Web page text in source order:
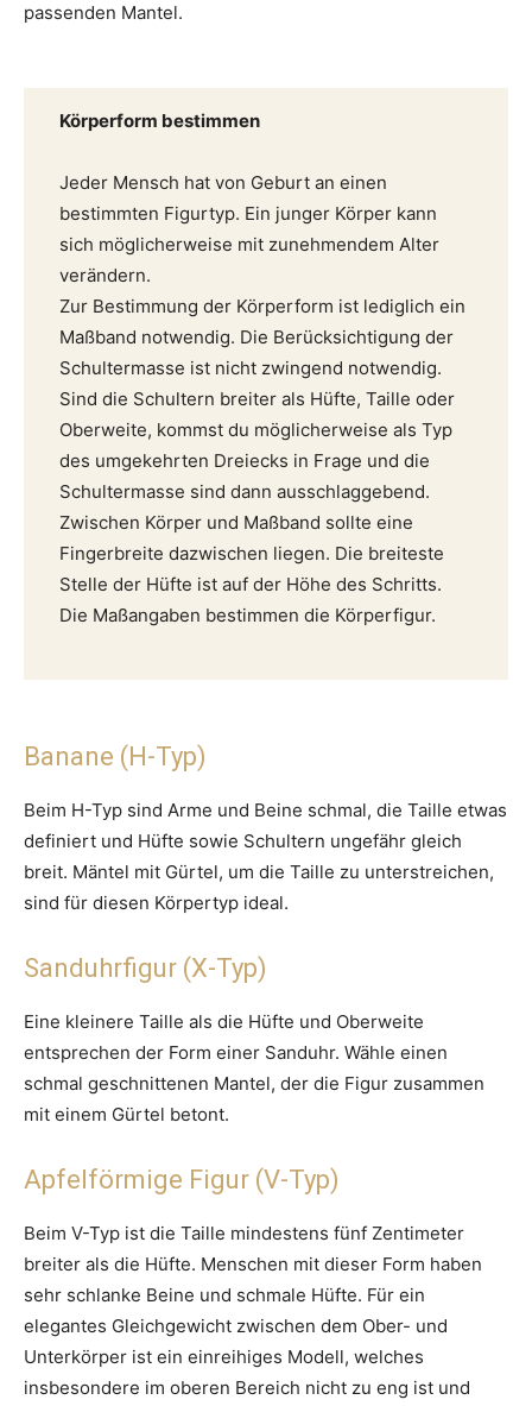
passenden Mantel.
Körperform bestimmen
Jeder Mensch hat von Geburt an einen
bestimmten Figurtyp. Ein junger Körper kann
sich möglicherweise mit zunehmendem Alter
verändern.
Zur Bestimmung der Körperform ist lediglich ein
Maßband notwendig. Die Berücksichtigung der
Schultermasse ist nicht zwingend notwendig.
Sind die Schultern breiter als Hüfte, Taille oder
Oberweite, kommst du möglicherweise als Typ
des umgekehrten Dreiecks in Frage und die
Schultermasse sind dann ausschlaggebend.
Zwischen Körper und Maßband sollte eine
Fingerbreite dazwischen liegen. Die breiteste
Stelle der Hüfte ist auf der Höhe des Schritts.
Die Maßangaben bestimmen die Körperfigur.
Banane (H-Typ)
Beim H-Typ sind Arme und Beine schmal, die Taille etwas
definiert und Hüfte sowie Schultern ungefähr gleich
breit. Mäntel mit Gürtel, um die Taille zu unterstreichen,
sind für diesen Körpertyp ideal.
Sanduhrfigur (X-Typ)
Eine kleinere Taille als die Hüfte und Oberweite
entsprechen der Form einer Sanduhr. Wähle einen
schmal geschnittenen Mantel, der die Figur zusammen
mit einem Gürtel betont.
Apfelförmige Figur (V-Typ)
Beim V-Typ ist die Taille mindestens fünf Zentimeter
breiter als die Hüfte. Menschen mit dieser Form haben
sehr schlanke Beine und schmale Hüfte. Für ein
elegantes Gleichgewicht zwischen dem Ober- und
Unterkörper ist ein einreihiges Modell, welches
insbesondere im oberen Bereich nicht zu eng ist und